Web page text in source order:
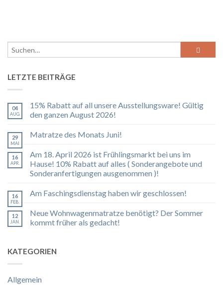
LETZTE BEITRÄGE
04
AUG.
15% Rabatt auf all unsere Ausstellungsware! Gültig
den ganzen August 2026!
29
MAI
Matratze des Monats Juni!
16
APR.
Am 18. April 2026 ist Frühlingsmarkt bei uns im
Hause! 10% Rabatt auf alles ( Sonderangebote und
Sonderanfertigungen ausgenommen )!
16
FEB.
Am Faschingsdienstag haben wir geschlossen!
12
JAN.
Neue Wohnwagenmatratze benötigt? Der Sommer
kommt früher als gedacht!
KATEGORIEN
Allgemein